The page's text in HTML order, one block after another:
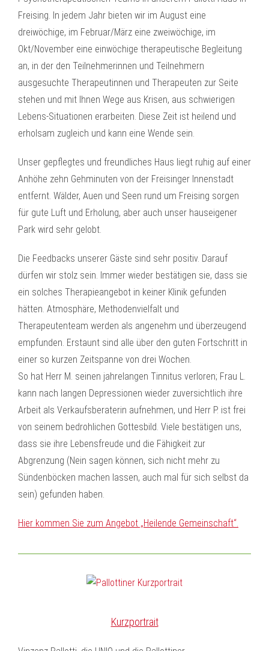
Freising. In jedem Jahr bieten wir im August eine
dreiwöchige, im Februar/März eine zweiwöchige, im
Okt/November eine einwöchige therapeutische Begleitung
an, in der den Teilnehmerinnen und Teilnehmern
ausgesuchte Therapeutinnen und Therapeuten zur Seite
stehen und mit Ihnen Wege aus Krisen, aus schwierigen
Lebens-Situationen erarbeiten. Diese Zeit ist heilend und
erholsam zugleich und kann eine Wende sein.
Unser gepflegtes und freundliches Haus liegt ruhig auf einer
Anhöhe zehn Gehminuten von der Freisinger Innenstadt
entfernt. Wälder, Auen und Seen rund um Freising sorgen
für gute Luft und Erholung, aber auch unser hauseigener
Park wird sehr gelobt.
Die Feedbacks unserer Gäste sind sehr positiv. Darauf
dürfen wir stolz sein. Immer wieder bestätigen sie, dass sie
ein solches Therapieangebot in keiner Klinik gefunden
hätten. Atmosphäre, Methodenvielfalt und
Therapeutenteam werden als angenehm und überzeugend
empfunden. Erstaunt sind alle über den guten Fortschritt in
einer so kurzen Zeitspanne von drei Wochen.
So hat Herr M. seinen jahrelangen Tinnitus verloren; Frau L.
kann nach langen Depressionen wieder zuversichtlich ihre
Arbeit als Verkaufsberaterin aufnehmen, und Herr P. ist frei
von seinem bedrohlichen Gottesbild. Viele bestätigen uns,
dass sie ihre Lebensfreude und die Fähigkeit zur
Abgrenzung (Nein sagen können, sich nicht mehr zu
Sündenböcken machen lassen, auch mal für sich selbst da
sein) gefunden haben.
Hier kommen Sie zum Angebot „Heilende Gemeinschaft“.
Kurzportrait